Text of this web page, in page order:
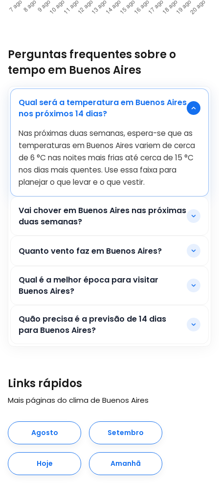
Perguntas frequentes sobre o
tempo em Buenos Aires
Qual será a temperatura em Buenos Aires
nos próximos 14 dias?
Nas próximas duas semanas, espera-se que as
temperaturas em Buenos Aires variem de cerca
de 6 °C nas noites mais frias até cerca de 15 °C
nos dias mais quentes. Use essa faixa para
planejar o que levar e o que vestir.
Vai chover em Buenos Aires nas próximas
duas semanas?
Quanto vento faz em Buenos Aires?
Qual é a melhor época para visitar
Buenos Aires?
Quão precisa é a previsão de 14 dias
para Buenos Aires?
Links rápidos
Mais páginas do clima de Buenos Aires
Agosto Setembro
Hoje Amanhã